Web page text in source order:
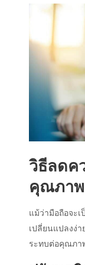
วิธีลดค
คุณภา
แม้ว่ามือถือจะ
เปลี่ยนแปลงง่
ระทบต่อคุณภา